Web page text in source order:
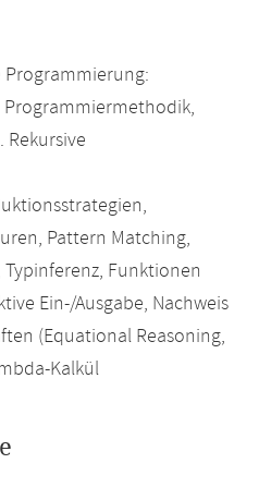
Pattern Matching,
Funktionen
Ein-/Ausgabe, Nachweis
(Equational Reasoning,
Kalkül